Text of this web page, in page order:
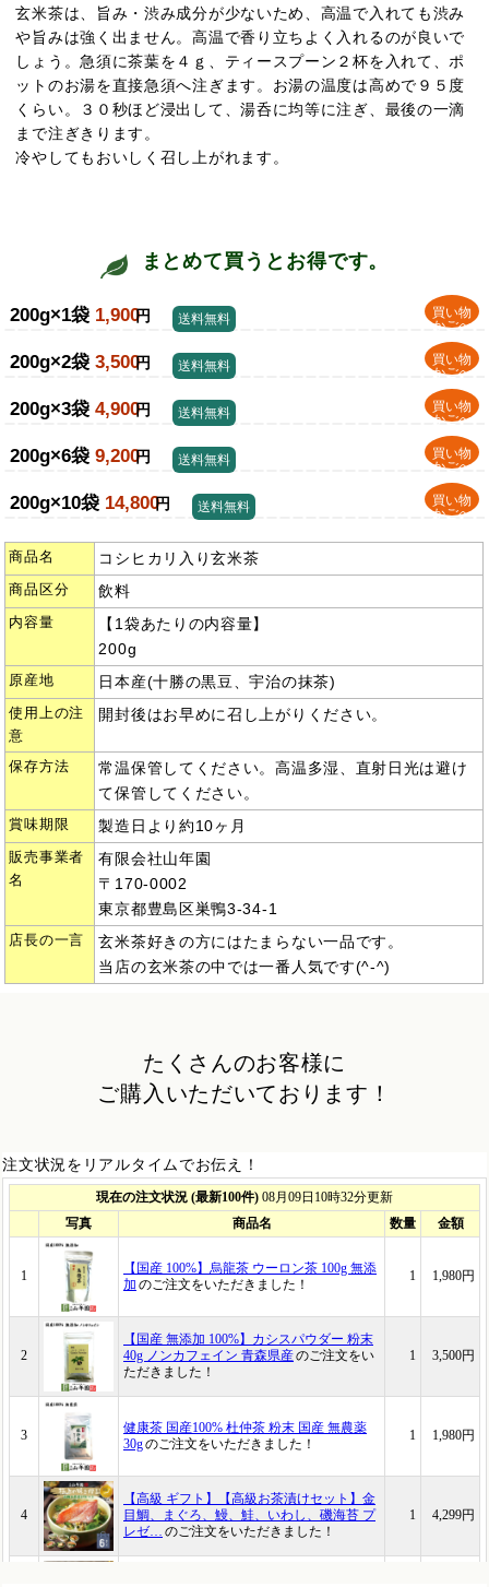
玄米茶は、旨み・渋み成分が少ないため、高温で入れても渋み
や旨みは強く出ません。高温で香り立ちよく入れるのが良いで
しょう。急須に茶葉を４ｇ、ティースプーン２杯を入れて、ポ
ットのお湯を直接急須へ注ぎます。お湯の温度は高めで９５度
くらい。３０秒ほど浸出して、湯呑に均等に注ぎ、最後の一滴
まで注ぎきります。
冷やしてもおいしく召し上がれます。
まとめて買うとお得です。
200g×1袋 1,900円
買い物
かごへ
送料無料
200g×2袋 3,500円
買い物
かごへ
送料無料
200g×3袋 4,900円
買い物
かごへ
送料無料
200g×6袋 9,200円
買い物
かごへ
送料無料
200g×10袋 14,800円
買い物
かごへ
送料無料
商品名 コシヒカリ入り玄米茶
商品区分 飲料
内容量
【1袋あたりの内容量】
200g
原産地 日本産(十勝の黒豆、宇治の抹茶)
使用上の注
意
開封後はお早めに召し上がりください。
保存方法
常温保管してください。高温多湿、直射日光は避け
て保管してください。
賞味期限 製造日より約10ヶ月
販売事業者
名
有限会社山年園
〒170-0002
東京都豊島区巣鴨3-34-1
店長の一言
玄米茶好きの方にはたまらない一品です。
当店の玄米茶の中では一番人気です(^-^)
たくさんのお客様に
ご購入いただいております！
注文状況をリアルタイムでお伝え！